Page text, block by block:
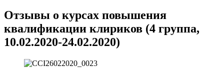
Отзывы о курсах повышения
квалификации клириков (4 группа,
10.02.2020-24.02.2020)